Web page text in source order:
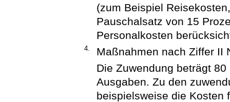
(zum Beispiel
Pauschalsatz von 15
Personalkosten
4.
Maßnahmen nach Ziffer II
Die Zuwendung beträgt
Ausgaben. Zu den
beispielsweise die Kosten